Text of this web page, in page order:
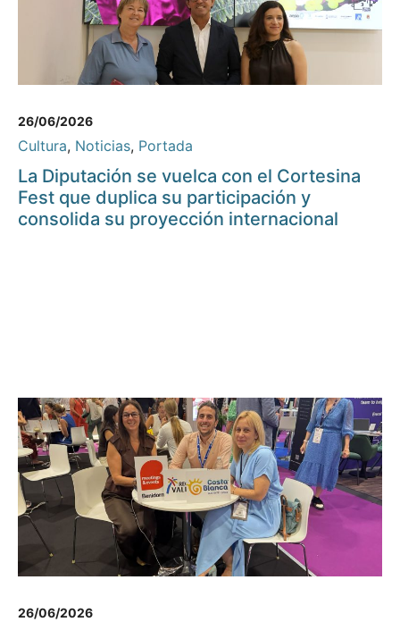
26/06/2026
Cultura, Noticias, Portada
La Diputación se vuelca con el Cortesina
Fest que duplica su participación y
consolida su proyección internacional
26/06/2026